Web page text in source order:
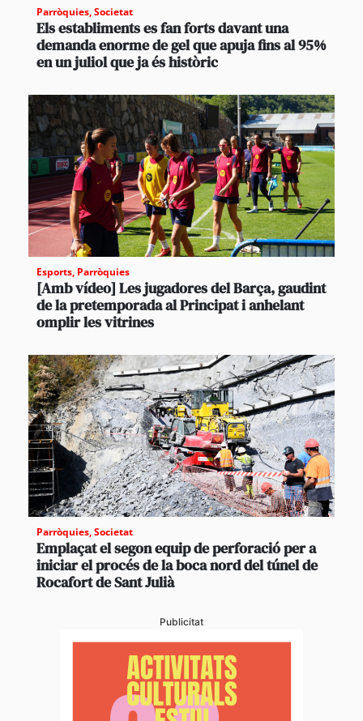
Parròquies,Societat
Els establiments es fan forts davant una
demanda enorme de gel que apuja fins al 95%
en un juliol que ja és històric
Esports, Parròquies
[Amb vídeo] Les jugadores del Barça, gaudint
de la pretemporada al Principat i anhelant
omplir les vitrines
Parròquies,Societat
Emplaçat el segon equip de perforació per a
iniciar el procés de la boca nord del túnel de
Rocafort de Sant Julià
Publicitat